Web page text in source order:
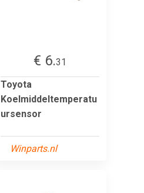
€ 6.31
Toyota
Koelmiddeltemperatu
ursensor
Winparts.nl